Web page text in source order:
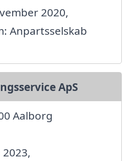
2020,
Anpartsselskab
ApS
Aalborg